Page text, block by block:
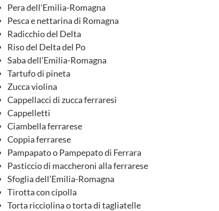
Pera dell'Emilia-Romagna
Pesca e nettarina di Romagna
Radicchio del Delta
Riso del Delta del Po
Saba dell’Emilia-Romagna
Tartufo di pineta
Zucca violina
Cappellacci di zucca ferraresi
Cappelletti
Ciambella ferrarese
Coppia ferrarese
Pampapato o Pampepato di Ferrara
Pasticcio di maccheroni alla ferrarese
Sfoglia dell’Emilia-Romagna
Tirotta con cipolla
Torta ricciolina o torta di tagliatelle